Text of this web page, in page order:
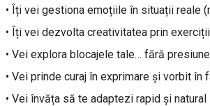
• Îți vei gestiona emoțiile în situații reale
• Îți vei dezvolta creativitatea prin
• Vei explora blocajele tale… fără
• Vei prinde curaj în exprimare și vorbit în
• Vei învăța să te adaptezi rapid și natural